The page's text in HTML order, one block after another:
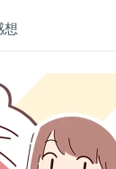
想